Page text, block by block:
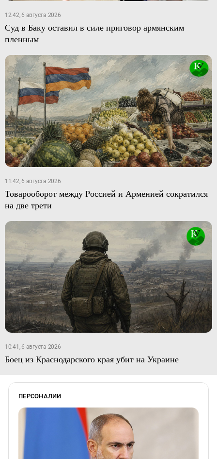
12:42, 6 августа 2026
Суд в Баку оставил в силе приговор армянским
пленным
11:42, 6 августа 2026
Товарооборот между Россией и Арменией сократился
на две трети
10:41, 6 августа 2026
Боец из Краснодарского края убит на Украине
ПЕРСОНАЛИИ